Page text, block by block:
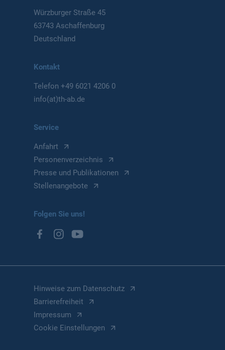
Würzburger Straße 45
63743 Aschaffenburg
Deutschland
Kontakt
Telefon+49 6021 4206 0
info(at)th-ab.de
Service
Anfahrt
Personenverzeichnis
Presse und Publikationen
Stellenangebote
Folgen Sie uns!
Hinweise zum Datenschutz
Barrierefreiheit
Impressum
Cookie Einstellungen